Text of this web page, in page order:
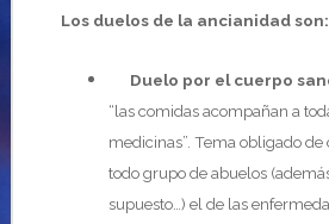
Los duelos de la ancianidad son:
Duelo por el cuerpo
“las comidas acompañan a
medicinas”. Tema obligado de
todo grupo de abuelos
supuesto…) el de las